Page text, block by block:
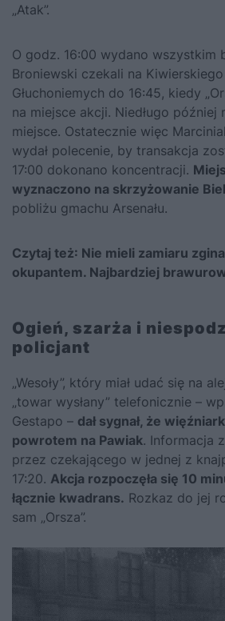
„Atak”.
O godz. 16:00 wydano wszystkim
Broniewski czekali na
Głuchoniemych do 16:45, kiedy
na miejsce akcji. Niedługo później
miejsce. Ostatecznie więc
wydał polecenie, by transakcja
17:00 dokonano koncentracji.
wyznaczono na skrzyżowanie
pobliżu gmachu Arsenału.
Czytaj też: Nie mieli zamiaru
okupantem. Najbardziej
Ogień, szarża i
policjant
„Wesoły”, który miał udać się na
„towar wysłany” telefonicznie –
Gestapo – dał sygnał, że
powrotem na Pawiak. Informacja
przez czekającego w jednej z
17:20. Akcja rozpoczęła się 10
łącznie kwadrans. Rozkaz do jej
sam „Orsza”.